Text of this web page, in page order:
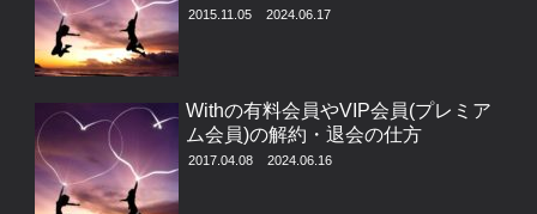
2015.11.05 2024.06.17
Withの有料会員やVIP会員(プレミア
ム会員)の解約・退会の仕方
2017.04.08 2024.06.16